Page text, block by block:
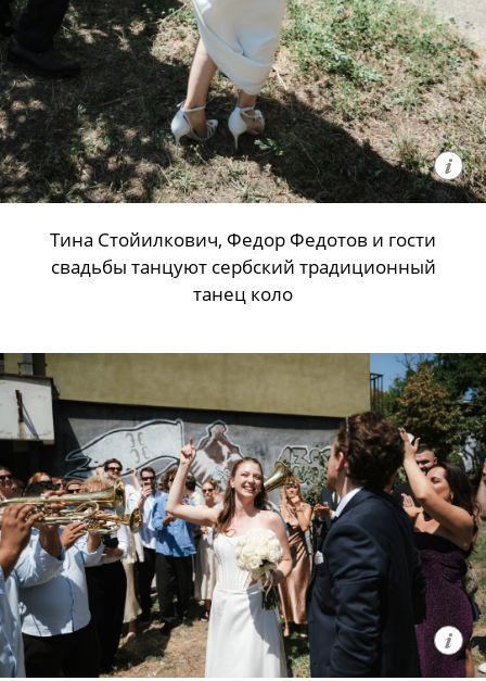
Тина Стойилкович, Федор Федотов и гости
свадьбы танцуют сербский традиционный
танец коло